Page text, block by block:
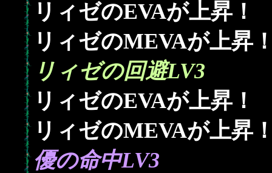
リィゼのEVAが上昇！
リィゼのMEVAが上昇
リィゼの回避LV3
リィゼのEVAが上昇！
リィゼのMEVAが上昇
優の命中LV3